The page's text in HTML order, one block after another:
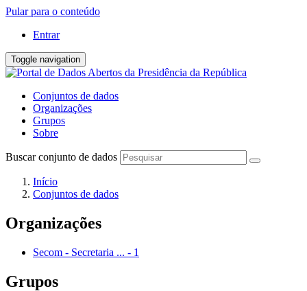
Pular para o conteúdo
Entrar
Toggle navigation
Conjuntos de dados
Organizações
Grupos
Sobre
Buscar conjunto de dados
Início
Conjuntos de dados
Organizações
Secom - Secretaria ... - 1
Grupos